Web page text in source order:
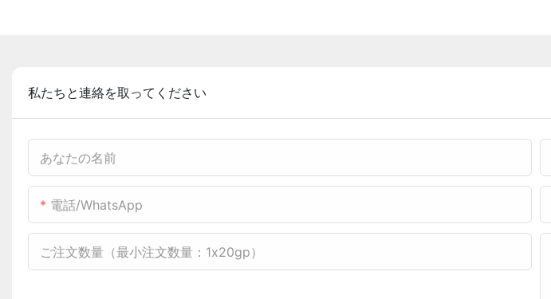
私たちと連絡を取ってください
あなたの名前
電話/WhatsApp
ご注文数量（最小注文数量：1x20gp）